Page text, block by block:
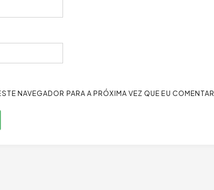
NAVEGADOR PARA A PRÓXIMA VEZ QUE EU COMENTAR.